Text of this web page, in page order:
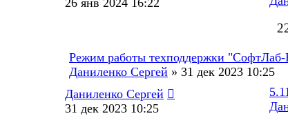
Режим работы техподдержки
Даниленко Сергей » 31 дек 2023 10:25
Даниленко Сергей
31 дек 2023 10:25